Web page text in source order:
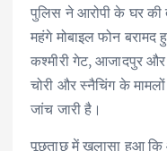
पुलिस ने आरोपी के घर
महंगे मोबाइल फोन बरामद
कश्मीरी गेट, आजादपुर और
चोरी और स्नैचिंग के
जांच जारी है।
पूछताछ में खुलासा हुआ कि